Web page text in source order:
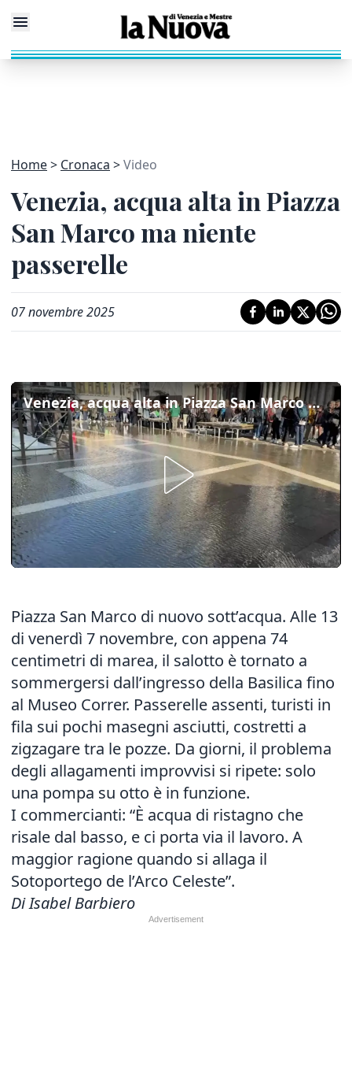
Home Cronaca Video
Venezia, acqua alta in Piazza
San Marco ma niente
passerelle
07 novembre 2025
Venezia, acqua alta in Piazza San Marco ma niente passerelle
Piazza San Marco di nuovo sott’acqua. Alle 13
di venerdì 7 novembre, con appena 74
centimetri di marea, il salotto è tornato a
sommergersi dall’ingresso della Basilica fino
al Museo Correr. Passerelle assenti, turisti in
fila sui pochi masegni asciutti, costretti a
zigzagare tra le pozze. Da giorni, il problema
degli allagamenti improvvisi si ripete: solo
una pompa su otto è in funzione.
I commercianti: “È acqua di ristagno che
risale dal basso, e ci porta via il lavoro. A
maggior ragione quando si allaga il
Sotoportego de l’Arco Celeste”.
Di Isabel Barbiero